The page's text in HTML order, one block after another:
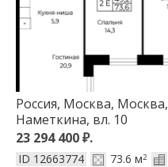
Россия, Москва, Москва,
Наметкина, вл. 10
23 294 400₽.
ID 12663774 73.6 м2